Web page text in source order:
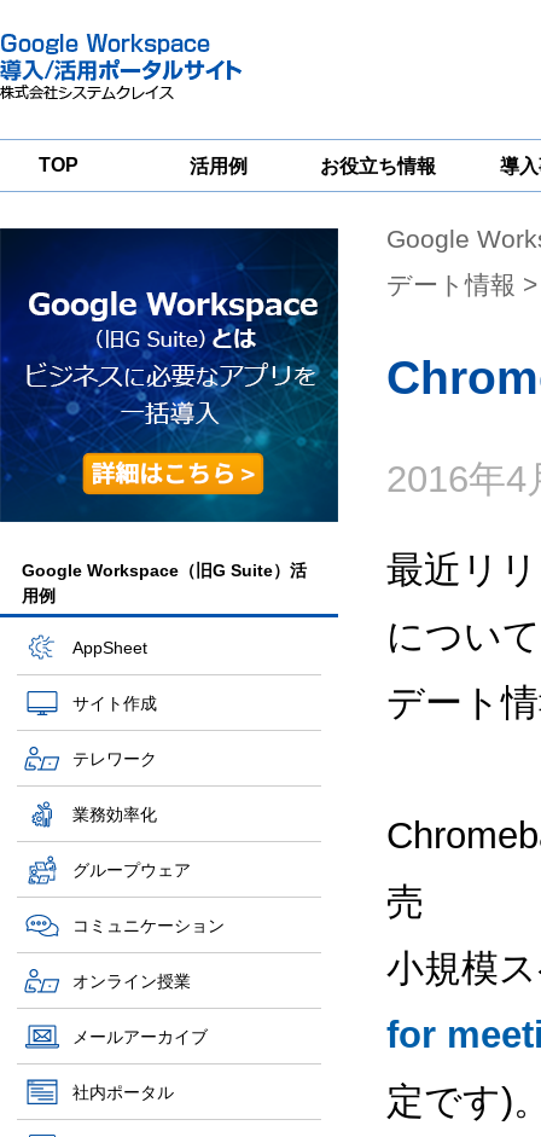
TOP 活用例 お役立ち情報
一
導
グループウェア
移行支援
Google
Workspace
セキュリティ
対策サービス
Google Workspace（旧G Suite）活
用例
AppSheet
サイト作成
テレワーク
業務効率化
グループウェア
コミュニケーション
オンライン授業
メールアーカイブ
社内ポータル
Google
デート情報
2016年4
最近リ
につい
デート
売
小規模
for
定です)